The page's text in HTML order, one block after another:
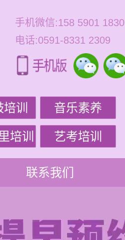
手机微信:158 5901 1830
电话:0591-8331 2309
训 音乐素养
培训 艺考培训
联系我们